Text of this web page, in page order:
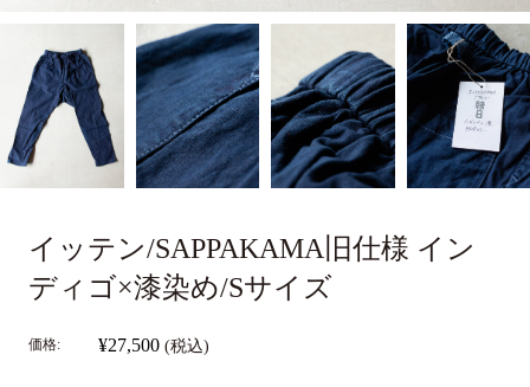
イッテン/SAPPAKAMA旧仕様 イン
ディゴ×漆染め/Sサイズ
価格: ¥27,500 (税込)